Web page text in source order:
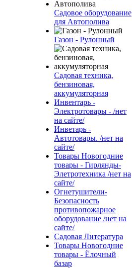
Садовое оборудование
для Автополива
Газон - Рулонный
Садовая техника,
бензиновая,
аккумуляторная
Инвентарь -
Электротовары - /нет
на сайте/
Инветарь -
Автотовары. /нет на
сайте/
Товары Новогодние
товары - Гирлянды-
Элетротехника /нет на
сайте/
Огнетушители-
Безопасность
противопожарное
оборудование /нет на
сайте/
Садовая Литература
Товары Новогодние
товары - Ёлочный
базар